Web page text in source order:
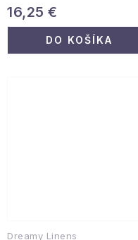
16,25 €
DO KOŠÍKA
Dreamy Linens